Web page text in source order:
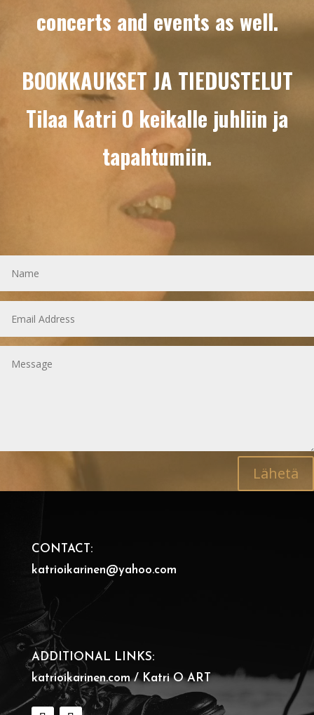
concerts and events as well.
BOOKKAUKSET JA TIEDUSTELUT
Tilaa Katri O keikalle juhliin ja
tapahtumiin.
Lähetä
CONTACT:
katrioikarinen@yahoo.com
ADDITIONAL LINKS:
katrioikarinen.com / Katri O ART